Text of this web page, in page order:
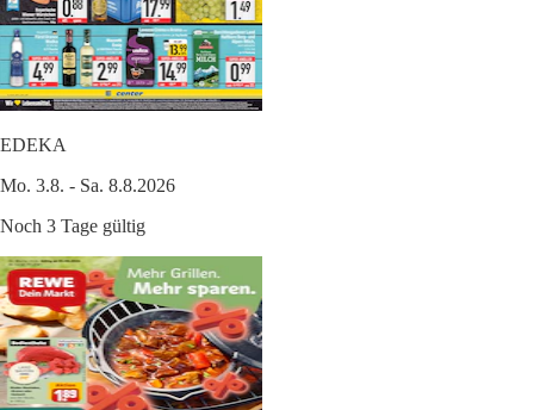
EDEKA
Mo. 3.8. - Sa. 8.8.2026
Noch 3 Tage gültig